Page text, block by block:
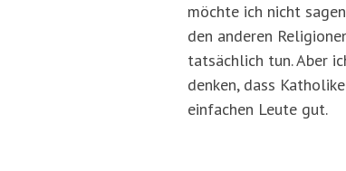
möchte ich nicht
den anderen
tatsächlich tun. Aber
denken, dass
einfachen Leute gut.